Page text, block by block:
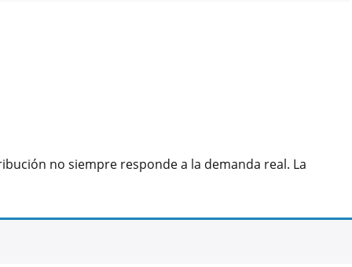
no siempre responde a la demanda real. La